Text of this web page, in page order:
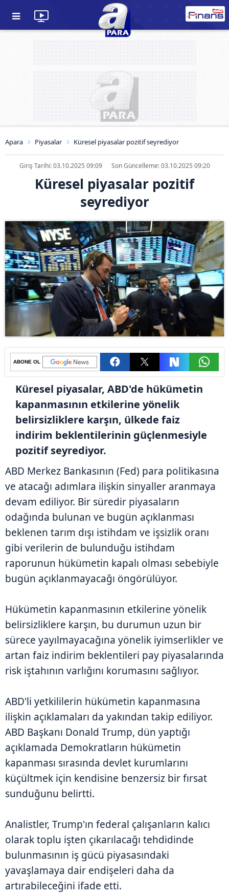
Apara Piyasalar Küresel piyasalar pozitif seyrediyor
Giriş Tarihi: 03.10.2025 09:09 Son Güncelleme: 03.10.2025 09:20
Küresel piyasalar pozitif
seyrediyor
ABONE OL
Küresel piyasalar, ABD'de hükümetin
kapanmasının etkilerine yönelik
belirsizliklere karşın, ülkede faiz
indirim beklentilerinin güçlenmesiyle
pozitif seyrediyor.
ABD Merkez Bankasının (Fed) para politikasına
ve atacağı adımlara ilişkin sinyaller aranmaya
devam ediliyor. Bir süredir piyasaların
odağında bulunan ve bugün açıklanması
beklenen tarım dışı istihdam ve işsizlik oranı
gibi verilerin de bulunduğu istihdam
raporunun hükümetin kapalı olması sebebiyle
bugün açıklanmayacağı öngörülüyor.
Hükümetin kapanmasının etkilerine yönelik
belirsizliklere karşın, bu durumun uzun bir
sürece yayılmayacağına yönelik iyimserlikler ve
artan faiz indirim beklentileri pay piyasalarında
risk iştahının varlığını korumasını sağlıyor.
ABD'li yetkililerin hükümetin kapanmasına
ilişkin açıklamaları da yakından takip ediliyor.
ABD Başkanı Donald Trump, dün yaptığı
açıklamada Demokratların hükümetin
kapanması sırasında devlet kurumlarını
küçültmek için kendisine benzersiz bir fırsat
sunduğunu belirtti.
Analistler, Trump'ın federal çalışanların kalıcı
olarak toplu işten çıkarılacağı tehdidinde
bulunmasının iş gücü piyasasındaki
yavaşlamaya dair endişeleri daha da
artırabileceğini ifade etti.